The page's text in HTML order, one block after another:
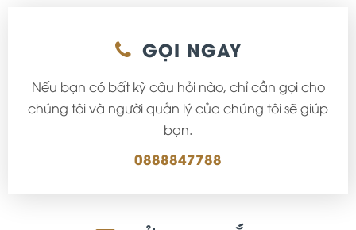
GỌI NGAY
Nếu bạn có bất kỳ câu hỏi nào, chỉ cần gọi cho
chúng tôi và người quản lý của chúng tôi sẽ giúp
bạn.
0888847788